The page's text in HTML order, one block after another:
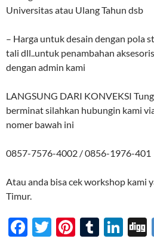
Universitas atau Ulang Tahun dsb
– Harga untuk desain dengan pola
tali dll..untuk penambahan
dengan admin kami
LANGSUNG DARI KONVEKSI
berminat silahkan hubungin kami
nomer bawah ini
0857-7576-4002 / 0856-1976-401
Atau anda bisa cek workshop kami
Timur.
F
T
Pi T
Li